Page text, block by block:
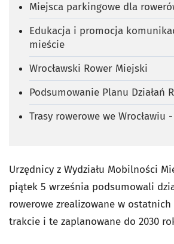
Miejsca parkingowe dla
Edukacja i promocja
mieście
Wrocławski Rower Miejski
Podsumowanie Planu Działań
Trasy rowerowe we Wrocławiu
Urzędnicy z Wydziału Mobilności
piątek 5 września podsumowali
rowerowe zrealizowane w
trakcie i te zaplanowane do 2030